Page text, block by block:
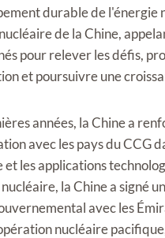
durable de l'énergie
de la Chine,
pour relever les défis,
et poursuivre une
années, la Chine a
avec les pays du CCG
et les applications
la Chine a signé
avec les
nucléaire